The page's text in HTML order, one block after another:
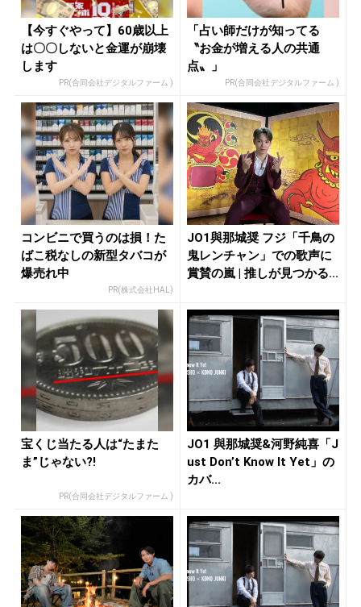
【今すぐやって】60歳以上
は〇〇しないと金運が崩壊
します
PR(合同会社デジタルファーム )
「占い師だけが知ってる
〝お金が増える人の共通
点〟」
PR(合同会社デジタルファーム )
コンビニで買うのは損！た
ばこ税なしの新型タバコが
爆売れ中
PR(株式会社HAL)
JO1與那城奨 フジ「千鳥の
鬼レンチャン」での歌声に
賞賛の嵐 | 推しが見つかる...
宝くじ当たる人は“たまた
ま”じゃない?!
PR(合同会社デジタルファーム )
JO1 與那城奨&河野純喜「J
ust Don’t Know It Yet」の
カバ...